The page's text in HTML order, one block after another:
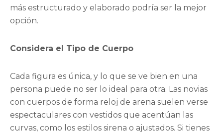
más estructurado y elaborado podría ser la mejor
opción.
Considera el Tipo de Cuerpo
Cada figura es única, y lo que se ve bien en una
persona puede no ser lo ideal para otra. Las novias
con cuerpos de forma reloj de arena suelen verse
espectaculares con vestidos que acentúan las
curvas, como los estilos sirena o ajustados. Si tienes